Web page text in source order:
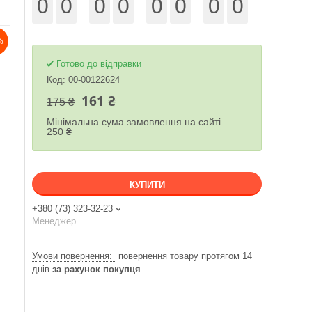
0 0 0 0 0 0 0 0
Готово до відправки
Код: 00-00122624
175 ₴ 161 ₴
Мінімальна сума замовлення на сайті —
250 ₴
КУПИТИ
+380 (73) 323-32-23
Менеджер
повернення товару протягом 14
днів за рахунок покупця